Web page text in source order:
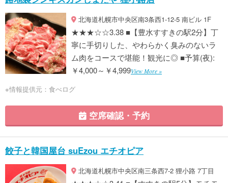
北海道札幌市中央区南3条西1-12-5 南ビル 1F
★★★☆☆3.38 ■【豊水すすきの駅2分】丁
寧に手切りした、やわらかく臭みのないラ
ム肉をコースで堪能！観光に◎ ■予算(夜):
￥4,000～￥4,999View More »
※情報提供元：食べログ
空席確認・予約
餃子と韓国屋台 suEzou エチオピア
北海道札幌市中央区南三条西7-2 狸小路 7丁目